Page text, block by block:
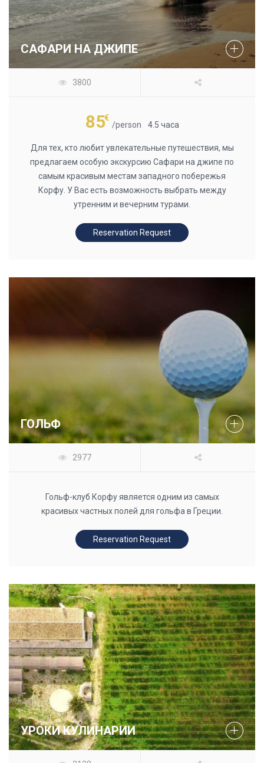
САФАРИ НА ДЖИПЕ
3800
85€
/person 4.5 часа
Для тех, кто любит увлекательные путешествия, мы
предлагаем особую экскурсию Сафари на джипе по
самым красивым местам западного побережья
Корфу. У Вас есть возможность выбрать между
утренним и вечерним турами.
Reservation Request
ГОЛЬФ
2977
Гольф-клуб Корфу является одним из самых
красивых частных полей для гольфа в Греции.
Reservation Request
УРОКИ КУЛИНАРИИ